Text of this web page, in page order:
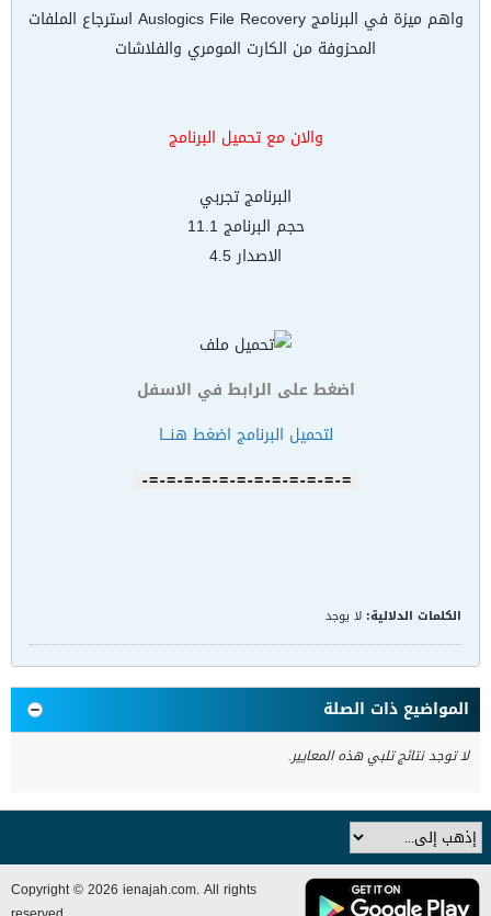
واهم ميزة في البرنامج Auslogics File Recovery استرجاع الملفات
المحزوفة من الكارت المومري والفلاشات
والان مع تحميل البرنامج
البرنامج تجربي
حجم البرنامج 11.1
الاصدار 4.5
اضغط على الرابط في الاسفل
لتحميل البرنامج اضغط هنـــا
=-=-=-=-=-=-=-=-=-=-=-=-
الكلمات الدلالية: لا يوجد
المواضيع ذات الصلة
لا توجد نتائج تلبي هذه المعايير.
Copyright © 2026 ienajah.com. All rights